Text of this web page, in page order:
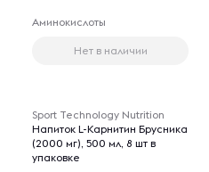
Аминокислоты
Нет в наличии
Sport Technology Nutrition
Напиток L-Карнитин Брусника
(2000 мг), 500 мл, 8 шт в
упаковке